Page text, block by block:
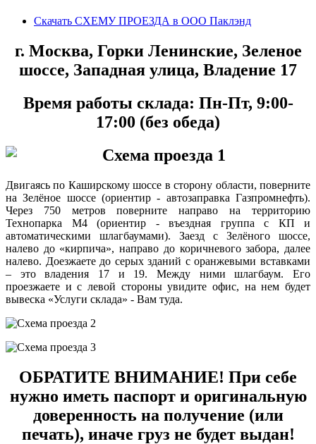
Скачать СХЕМУ ПРОЕЗДА в ООО Паклэнд
г. Москва, Горки Ленинские, Зеленое
шоссе, Западная улица, Владение 17
Время работы склада: Пн-Пт, 9:00-
17:00 (без обеда)
Двигаясь по Каширскому шоссе в сторону области, поверните
на Зелёное шоссе (ориентир - автозаправка Газпромнефть).
Через 750 метров поверните направо на территорию
Технопарка М4 (ориентир - въездная группа с КП и
автоматическими шлагбаумами). Заезд с Зелёного шоссе,
налево до «кирпича», направо до коричневого забора, далее
налево. Доезжаете до серых зданий с оранжевыми вставками
– это владения 17 и 19. Между ними шлагбаум. Его
проезжаете и с левой стороны увидите офис, на нем будет
вывеска «Услуги склада» - Вам туда.
ОБРАТИТЕ ВНИМАНИЕ! При себе
нужно иметь паспорт и оригинальную
доверенность на получение (или
печать), иначе груз не будет выдан!